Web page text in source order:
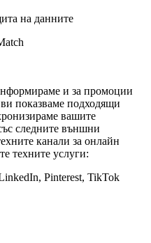
на данните
и за промоции
показваме подходящи
вашите
следните външни
канали за онлайн
техните услуги:
Pinterest, TikTok